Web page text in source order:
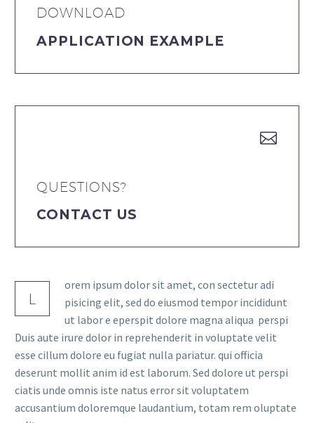
DOWNLOAD
APPLICATION EXAMPLE


QUESTIONS?
CONTACT US
L
orem ipsum dolor sit amet, con sectetur adi
pisicing elit, sed do eiusmod tempor incididunt
ut labor e eperspit dolore magna aliqua perspi
Duis aute irure dolor in reprehenderit in voluptate velit
esse cillum dolore eu fugiat nulla pariatur. qui officia
deserunt mollit anim id est laborum. Sed dolore ut perspi
ciatis unde omnis iste natus error sit voluptatem
accusantium doloremque laudantium, totam rem oluptate